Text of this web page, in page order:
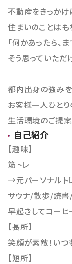
不動産をきっかけ
住まいのことはも
「何かあったら、
そう思っていただ
都内出身の強みを
お客様一人ひとり
生活環境のご提案
自己紹介
【趣味】
筋トレ
→元パーソナルト
サウナ/散歩/読
早起きしてコーヒ
【長所】
笑顔が素敵！いつ
【短所】